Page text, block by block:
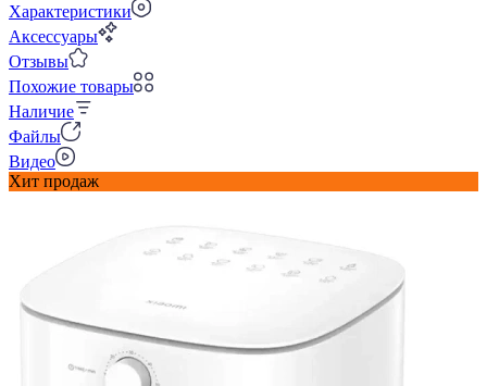
Характеристики
Аксессуары
Отзывы
Похожие товары
Наличие
Файлы
Видео
Хит продаж